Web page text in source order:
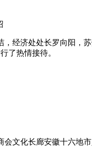
经济处处长罗向阳，
了热情接待。
文化长廊安徽十六地